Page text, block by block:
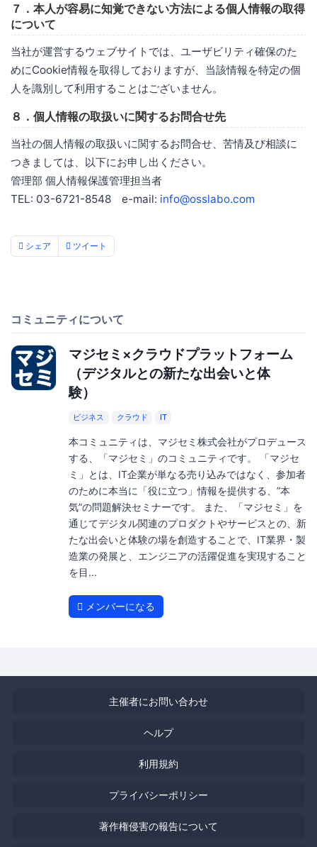
７．本人が容易に知覚できない方法による個人情報の取得
について
当社が運営するウェブサイトでは、ユーザビリティ確保のた
めにCookie情報を取得しておりますが、当該情報を特定の個
人を識別して利用することはございません。
８．個人情報の取扱いに関するお問合せ先
当社の個人情報の取扱いに関するお問合せ、苦情及び相談に
つきましては、以下にお申し出ください。
管理部 個人情報保護管理担当者
TEL: 03-6721-8548 e-mail: info@osslabo.com
シェア ツイート
コミュニティについて
マジセミ×クラウドプラットフォーム
（デジタルとの新たな出会いと体
験）
ビジネス クラウド IT
本コミュニティは、マジセミ株式会社がプロデュース
する、「マジセミ」のコミュニティです。 「マジセ
ミ」とは、IT企業が単なる売り込みではなく、参加者
のために本当に「役に立つ」情報を提供する、”本
気”の問題解決セミナーです。 また、「マジセミ」を
通じてデジタル関連のプロダクトやサービスとの、新
たな出会いと体験の場を創造することで、IT業界・製
造業の発展と、エンジニアの活躍促進を実現すること
を目...
メンバーになる
主催者にお問い合わせ
ヘルプ
利用規約
プライバシーポリシー
著作権侵害の報告について